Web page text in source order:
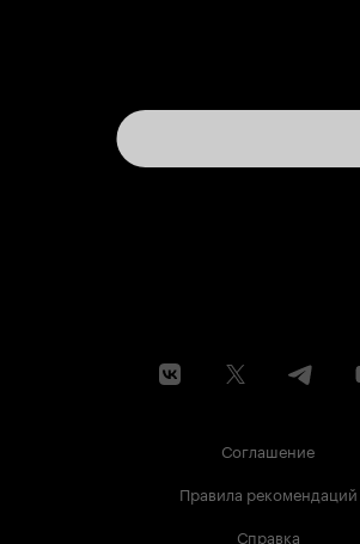
Соглашение
Правила рекомендаций
Справка